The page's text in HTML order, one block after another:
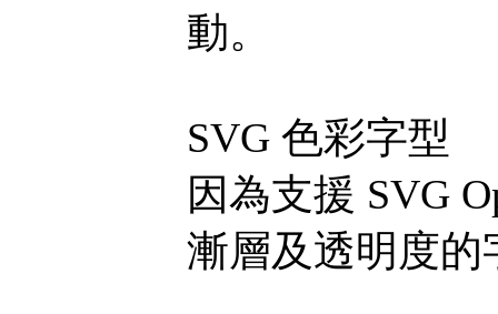
動。
SVG 色彩字型
因為支援 SVG
漸層及透明度